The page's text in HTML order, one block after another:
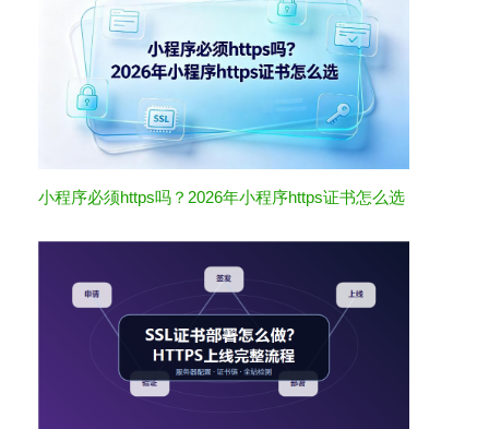
小程序必须https吗？2026年小程序https证书怎么选